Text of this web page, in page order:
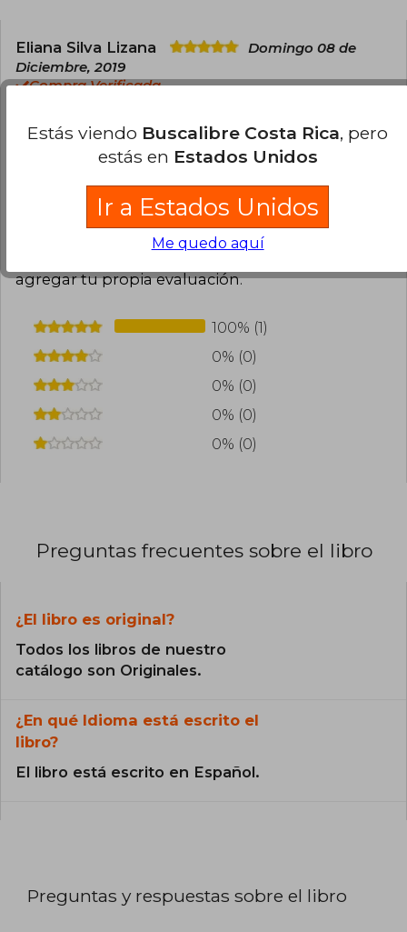
Eliana Silva Lizana
Domingo 08 de
Diciembre, 2019
Compra Verificada
AMISTADES.ES UN REGISTRO DE É.POCA ,DE
DESESPERACIÓN-, DE ANGUSTIA Y TAMBIÉN DE
Esta opinión es útil 0 No es útil
agregar tu propia evaluación.
100% (1)
0% (0)
0% (0)
0% (0)
0% (0)
Preguntas frecuentes sobre el libro
¿El libro es original?
Todos los libros de nuestro
catálogo son Originales.
¿En qué Idioma está escrito el
libro?
El libro está escrito en Español.
Preguntas y respuestas sobre el libro
Estás viendo Buscalibre Costa Rica, pero
estás en Estados Unidos
Ir a Estados Unidos
Me quedo aquí